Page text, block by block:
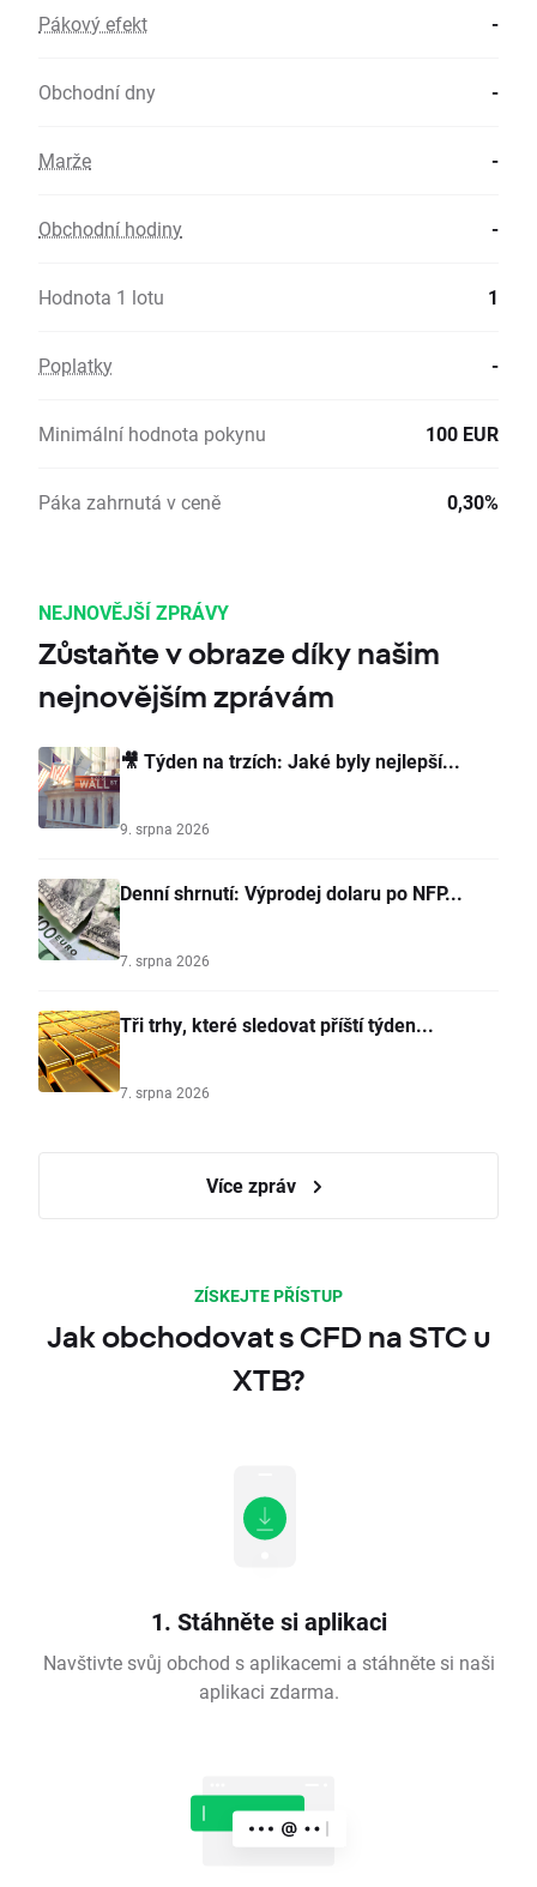
Pákový efekt -
Obchodní dny -
Marže -
Obchodní hodiny -
Hodnota 1 lotu 1
Poplatky -
Minimální hodnota pokynu 100 EUR
Páka zahrnutá v ceně 0,30%
NEJNOVĚJŠÍ ZPRÁVY
Zůstaňte v obraze díky našim
nejnovějším zprávám
🎥 Týden na trzích: Jaké byly nejlepší...
9. srpna 2026
Denní shrnutí: Výprodej dolaru po NFP...
7. srpna 2026
Tři trhy, které sledovat příští týden...
7. srpna 2026
Více zpráv
ZÍSKEJTE PŘÍSTUP
Jak obchodovat s CFD na STC u
XTB?
1. Stáhněte si aplikaci
Navštivte svůj obchod s aplikacemi a stáhněte si naši
aplikaci zdarma.